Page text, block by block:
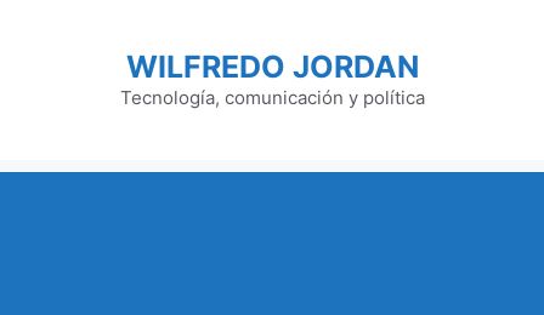
WILFREDO JORDAN
Tecnología, comunicación y política